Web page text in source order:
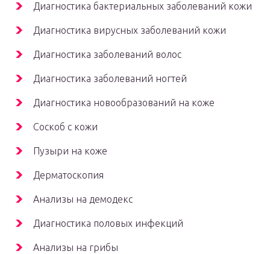
Диагностика бактериальных заболеваний кожи
Диагностика вирусных заболеваний кожи
Диагностика заболеваний волос
Диагностика заболеваний ногтей
Диагностика новообразований на коже
Соскоб с кожи
Пузыри на коже
Дерматоскопия
Анализы на демодекс
Диагностика половых инфекций
Анализы на грибы